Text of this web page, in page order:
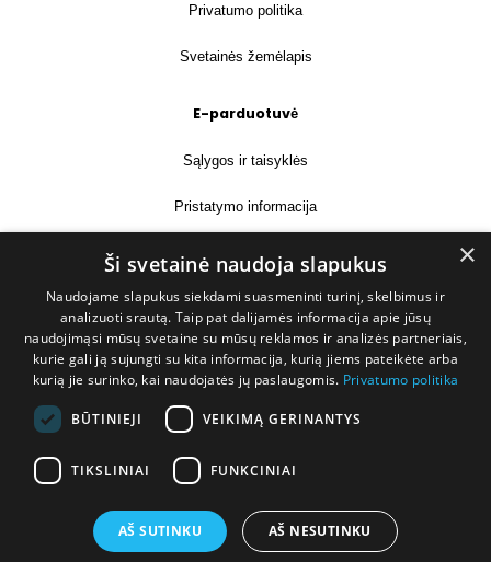
Privatumo politika
Svetainės žemėlapis
E-parduotuvė
Sąlygos ir taisyklės
Pristatymo informacija
Prekių grąžinimas
Kontaktai
+370 677 31358
×
Ši svetainė naudoja slapukus
Naudojame slapukus siekdami suasmeninti turinį, skelbimus ir
analizuoti srautą. Taip pat dalijamės informacija apie jūsų
naudojimąsi mūsų svetaine su mūsų reklamos ir analizės partneriais,
kurie gali ją sujungti su kita informacija, kurią jiems pateikėte arba
kurią jie surinko, kai naudojatės jų paslaugomis. Privatumo politika
BŪTINIEJI VEIKIMĄ GERINANTYS
TIKSLINIAI FUNKCINIAI
AŠ SUTINKU AŠ NESUTINKU